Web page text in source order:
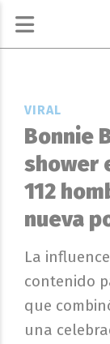
Bonnie
shower
112
nueva
La
contenido
que
una
VIRAL